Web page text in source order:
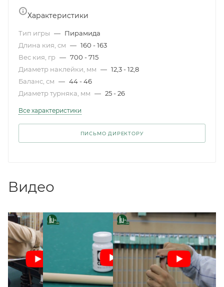
Характеристики
Тип игры — Пирамида
Длина кия, см — 160 - 163
Вес кия, гр — 700 - 715
Диаметр наклейки, мм — 12,3 - 12,8
Баланс, см — 44 - 46
Диаметр турняка, мм — 25 - 26
Все характеристики
ПИСЬМО ДИРЕКТОРУ
Видео